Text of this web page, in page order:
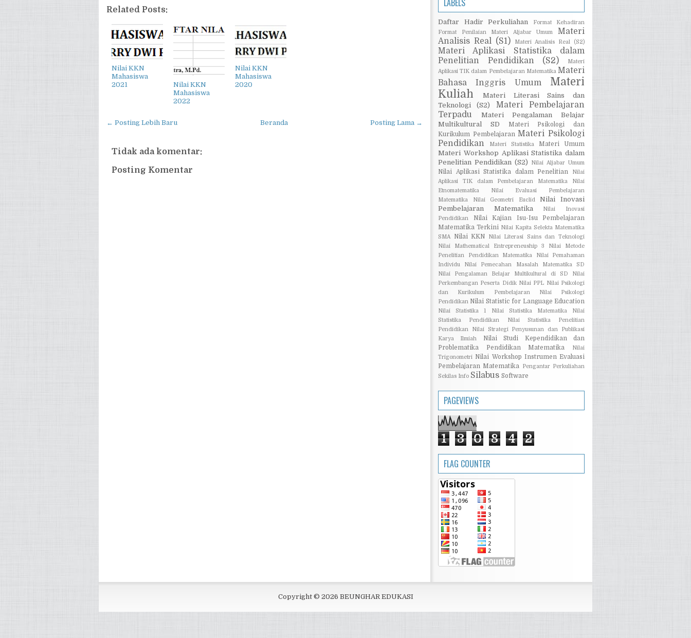
Related Posts:
Nilai KKN
Mahasiswa
2021
Nilai KKN
Mahasiswa
2022
Nilai KKN
Mahasiswa
2020
← Posting Lebih Baru Posting Lama →
Beranda
Tidak ada komentar:
Posting Komentar
LABELS
Daftar Hadir Perkuliahan
Format Kehadiran
Format Penilaian
Materi Aljabar Umum
Materi
Analisis Real (S1)
Materi Analisis Real (S2)
Materi Aplikasi Statistika dalam
Penelitian Pendidikan (S2)
Materi
Aplikasi TIK dalam Pembelajaran Matematika Materi
Bahasa Inggris Umum
Materi
Kuliah
Materi Literasi Sains dan
Teknologi (S2)
Materi Pembelajaran
Terpadu
Materi Pengalaman Belajar
Multikultural SD
Materi Psikologi dan
Kurikulum Pembelajaran Materi Psikologi
Pendidikan
Materi Statistika Materi Umum
Materi Workshop Aplikasi Statistika dalam
Penelitian Pendidikan (S2)
Nilai Aljabar Umum
Nilai Aplikasi Statistika dalam Penelitian
Nilai
Aplikasi TIK dalam Pembelajaran Matematika
Nilai
Etnomatematika
Nilai Evaluasi Pembelajaran
Matematika
Nilai Geometri Euclid
Nilai Inovasi
Pembelajaran Matematika
Nilai Inovasi
Pendidikan
Nilai Kajian Isu-Isu Pembelajaran
Matematika Terkini Nilai Kapita Selekta Matematika
SMA
Nilai KKN
Nilai Literasi Sains dan Teknologi
Nilai Mathematical Entrepreneuship 3
Nilai Metode
Penelitian Pendidikan Matematika
Nilai Pemahaman
Individu
Nilai Pemecahan Masalah Matematika SD
Nilai Pengalaman Belajar Multikultural di SD
Nilai
Perkembangan Peserta Didik Nilai PPL Nilai Psikologi
dan Kurikulum Pembelajaran
Nilai Psikologi
Pendidikan Nilai Statistic for Language Education
Nilai Statistika 1 Nilai Statistika Matematika
Nilai
Statistika Pendidikan
Nilai Statistika Penelitian
Pendidikan
Nilai Strategi Penyusunan dan Publikasi
Karya Ilmiah
Nilai Studi Kependidikan dan
Problematika Pendidikan Matematika
Nilai
Trigonometri Nilai Workshop Instrumen Evaluasi
Pembelajaran Matematika
Pengantar Perkuliahan
Sekilas Info Silabus Software
PAGEVIEWS
1 3 0 8 4 2
FLAG COUNTER
Copyright © 2026 BEUNGHAR EDUKASI